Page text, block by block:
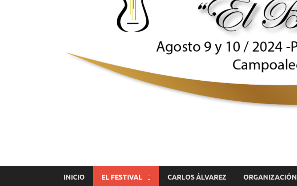
Festival el Bajacocos
INICIO EL FESTIVAL CARLOS ÁLVAREZ ORGANIZACIÓN